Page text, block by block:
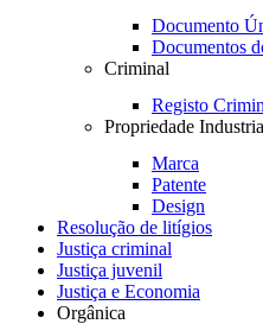
Documento
Documentos
Criminal
Registo
Propriedade
Marca
Patente
Design
Resolução de litígios
Justiça criminal
Justiça juvenil
Justiça e Economia
Orgânica